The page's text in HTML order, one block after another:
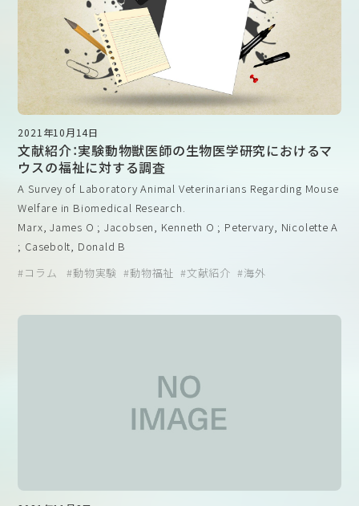
黒沢努先生（鹿児島大学 共同獣医学部）
2021年10月14日
文献紹介：実験動物獣医師の生物医学研究におけるマ
ウスの福祉に対する調査
A Survey of Laboratory Animal Veterinarians Regarding Mouse
Welfare in Biomedical Research.
Marx, James O ; Jacobsen, Kenneth O ; Petervary, Nicolette A
; Casebolt, Donald B
JAALAS, Volume 60, Number 2, March 2021, pp. 139-145(7)
において最もよく用いられる哺乳動物種であるが、将来の進
歩を促すためにどのような要素を考慮すべきかについては、
ほとんど情報がない。この問題を解決するために、米国実験
アメリカの動物実験規制は自主管理を柱とする体制であり、日本
の動物実験に関する法制度の基本的な枠組みもこの自主管理制度
コラム 動物実験 動物福祉 文献紹介 海外